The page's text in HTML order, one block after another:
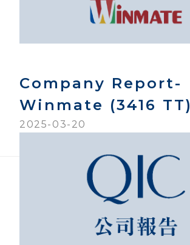
Company Report-
Winmate (3416 TT)
2025-03-20